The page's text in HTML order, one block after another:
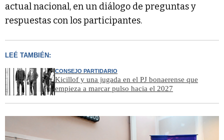
actual nacional, en un diálogo de preguntas y
respuestas con los participantes.
LEÉ TAMBIÉN:
CONSEJO PARTIDARIO
Kicillof y una jugada en el PJ bonaerense que
empieza a marcar pulso hacia el 2027